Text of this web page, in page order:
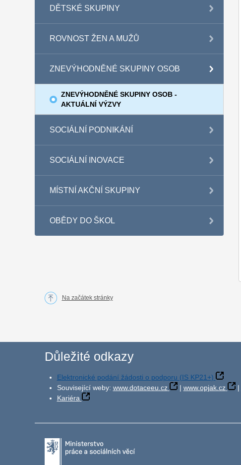
DĚTSKÉ SKUPINY
ROVNOST ŽEN A MUŽŮ
ZNEVÝHODNĚNÉ SKUPINY OSOB
ZNEVÝHODNĚNÉ SKUPINY OSOB -
AKTUÁLNÍ VÝZVY
SOCIÁLNÍ PODNIKÁNÍ
SOCIÁLNÍ INOVACE
MÍSTNÍ AKČNÍ SKUPINY
OBĚDY DO ŠKOL
Na začátek stránky
Důležité odkazy
Elektronické podání žádosti o podporu (IS KP21+)
Související weby: www.dotaceeu.cz | www.opjak.cz |
Kariéra